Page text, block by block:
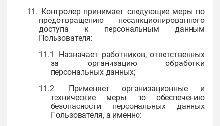
11. Контролер принимает следующие меры по
предотвращению несанкционированного
доступа к персональным данным
Пользователя:
11.1. Назначает работников, ответственных
за организацию обработки
персональных данных;
11.2. Применяет организационные и
технические меры по обеспечению
безопасности персональных данных
Пользователя, а именно: